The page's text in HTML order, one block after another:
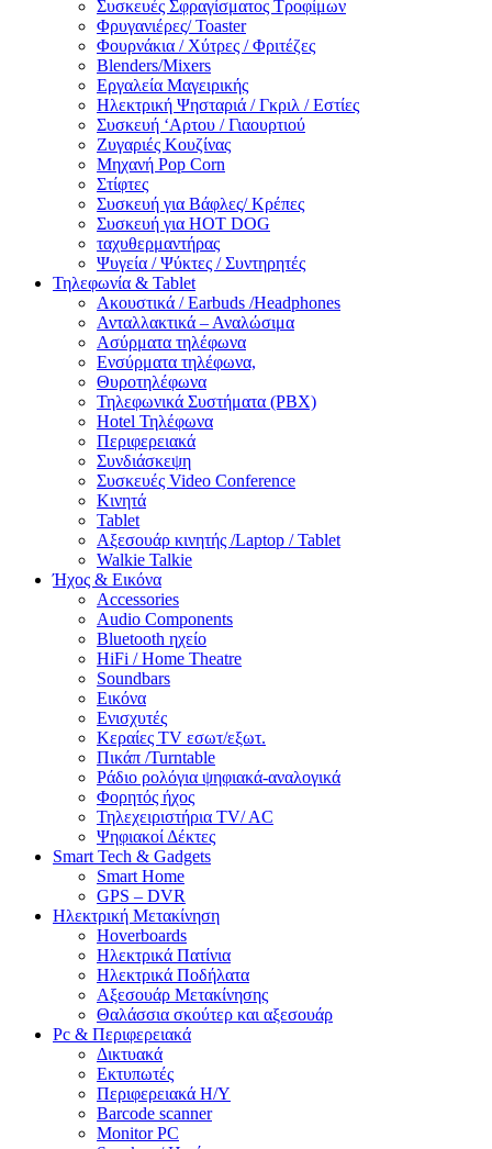
Συσκευές Σφραγίσματος Τροφίμων
Φρυγανιέρες/ Toaster
Φουρνάκια / Χύτρες / Φριτέζες
Blenders/Mixers
Εργαλεία Μαγειρικής
Ηλεκτρική Ψησταριά / Γκριλ / Eστίες
Συσκευή ‘Αρτου / Γιαουρτιού
Ζυγαριές Κουζίνας
Μηχανή Pop Corn
Στίφτες
Συσκευή για Βάφλες/ Κρέπες
Συσκευή για HOT DOG
ταχυθερμαντήρας
Ψυγεία / Ψύκτες / Συντηρητές
Τηλεφωνία & Tablet
Ακουστικά / Earbuds /Headphones
Ανταλλακτικά – Αναλώσιμα
Ασύρματα τηλέφωνα
Ενσύρματα τηλέφωνα,
Θυροτηλέφωνα
Τηλεφωνικά Συστήματα (PBX)
Hotel Τηλέφωνα
Περιφερειακά
Συνδιάσκεψη
Συσκευές Video Conference
Κινητά
Tablet
Αξεσουάρ κινητής /Laptop / Tablet
Walkie Talkie
Ήχος & Εικόνα
Accessories
Audio Components
Bluetooth ηχείο
HiFi / Home Theatre
Soundbars
Εικόνα
Ενισχυτές
Κεραίες TV εσωτ/εξωτ.
Πικάπ /Turntable
Ράδιο ρολόγια ψηφιακά-αναλογικά
Φορητός ήχος
Τηλεχειριστήρια TV/ AC
Ψηφιακοί Δέκτες
Smart Tech & Gadgets
Smart Home
GPS – DVR
Ηλεκτρική Μετακίνηση
Hoverboards
Ηλεκτρικά Πατίνια
Ηλεκτρικά Ποδήλατα
Αξεσουάρ Μετακίνησης
Θαλάσσια σκούτερ και αξεσουάρ
Pc & Περιφερειακά
Δικτυακά
Εκτυπωτές
Περιφερειακά Η/Υ
Barcode scanner
Monitor PC